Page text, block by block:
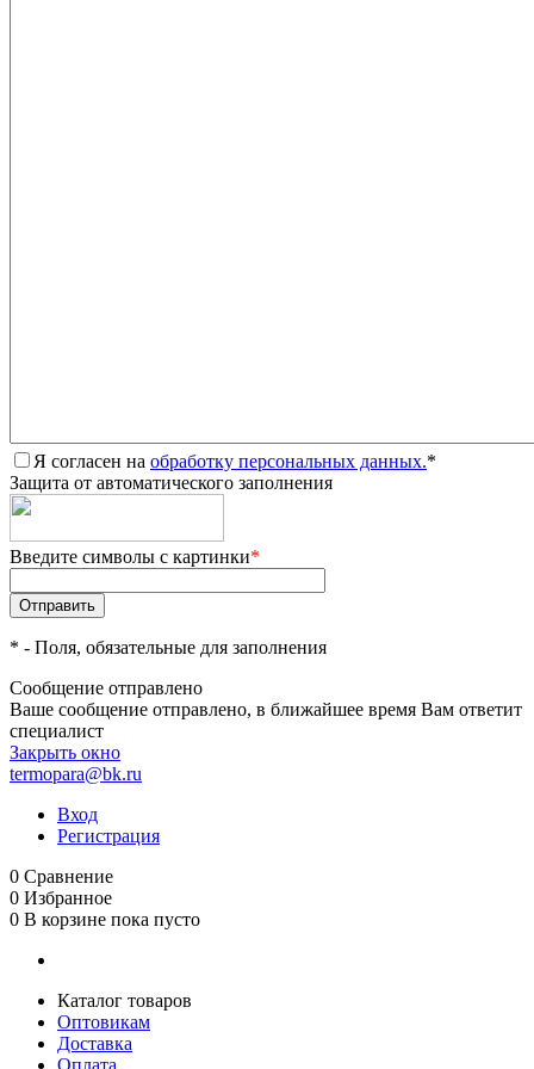
Я согласен на обработку персональных данных.*
Защита от автоматического заполнения
Введите символы с картинки*
* - Поля, обязательные для заполнения
Сообщение отправлено
Ваше сообщение отправлено, в ближайшее время Вам ответит
специалист
Закрыть окно
termopara@bk.ru
Вход
Регистрация
0 Сравнение
0 Избранное
0 В корзине пока пусто
Каталог товаров
Оптовикам
Доставка
Оплата